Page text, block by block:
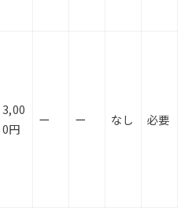
3,00
0円
ー ー なし 必要